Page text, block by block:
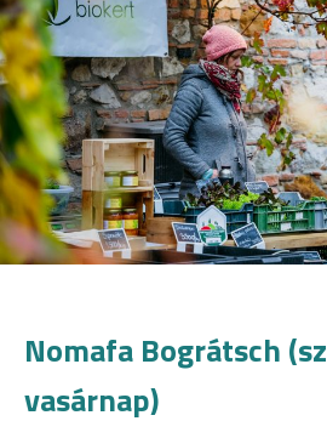
Nomafa Bográtsch
vasárnap)